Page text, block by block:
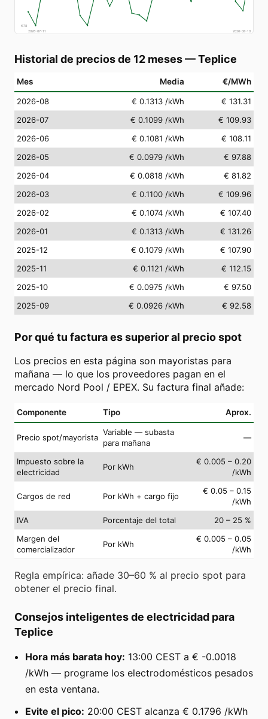
€78
2026-07-11
2026-08-10
Historial de precios de 12 meses—Teplice
Mes Media €/MWh
2026-08 € 0.1313 /kWh
€ 131.31
2026-07
€ 0.1099 /kWh
€ 109.93
2026-06
€ 0.1081 /kWh
€ 108.11
2026-05
€ 0.0979 /kWh
€ 97.88
2026-04
€ 0.0818 /kWh
€ 81.82
2026-03
€ 0.1100 /kWh
€ 109.96
2026-02
€ 0.1074 /kWh
€ 107.40
2026-01
€ 0.1313 /kWh
€ 131.26
2025-12
€ 0.1079 /kWh
€ 107.90
2025-11
€ 0.1121 /kWh
€ 112.15
2025-10
€ 0.0975 /kWh
€ 97.50
2025-09
€ 0.0926 /kWh € 92.58
Por qué tu factura es superior al precio spot
Los precios en esta página son mayoristas para
mañana — lo que los proveedores pagan en el
mercado Nord Pool / EPEX. Su factura final añade:
Componente Tipo Aprox.
Precio spot/mayorista
Variable — subasta
para mañana
—
Impuesto sobre la
electricidad
Por kWh
€ 0.005 – 0.20
/kWh
Cargos de red Por kWh + cargo fijo
€ 0.05 – 0.15
/kWh
IVA
Porcentaje del total
20 – 25 %
Margen del
comercializador
Por kWh
€ 0.005 – 0.05
/kWh
Regla empírica: añade 30–60 % al precio spot para
obtener el precio final.
Consejos inteligentes de electricidad para
Teplice
Hora más barata hoy: 13:00 CEST a € -0.0018
/kWh — programe los electrodomésticos pesados
en esta ventana.
Evite el pico: 20:00 CEST alcanza € 0.1796 /kWh